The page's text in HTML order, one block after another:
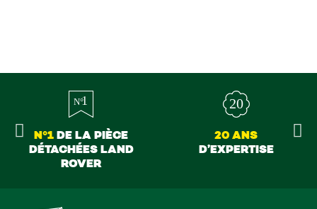
N°1DE LA PIÈCE
DÉTACHÉES LAND
ROVER
20 ANS
D’EXPERTISE